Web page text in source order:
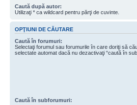
Caută după autor:
Utilizaţi * ca wildcard pentru părţi de cuvinte.
OPŢIUNI DE CĂUTARE
Caută în forumuri:
Selectaţi forumul sau forumurile în care doriţi să
selectate automat dacă nu dezactivaţi “caută în
Caută în subforumuri: